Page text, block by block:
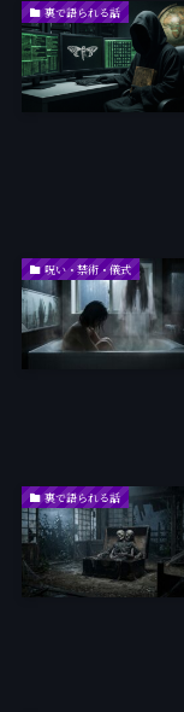
裏で語られる話
呪い・禁術・儀式
裏で語られる話